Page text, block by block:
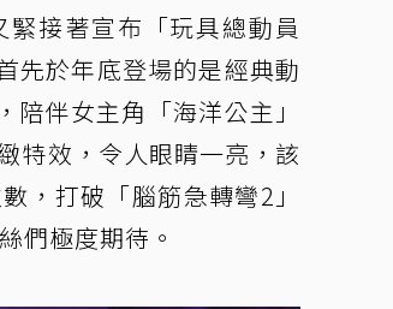
接著宣布「玩具總動員
先於年底登場的是經典動
伴女主角「海洋公主」
特效，令人眼睛一亮，該
，打破「腦筋急轉彎2」
們極度期待。